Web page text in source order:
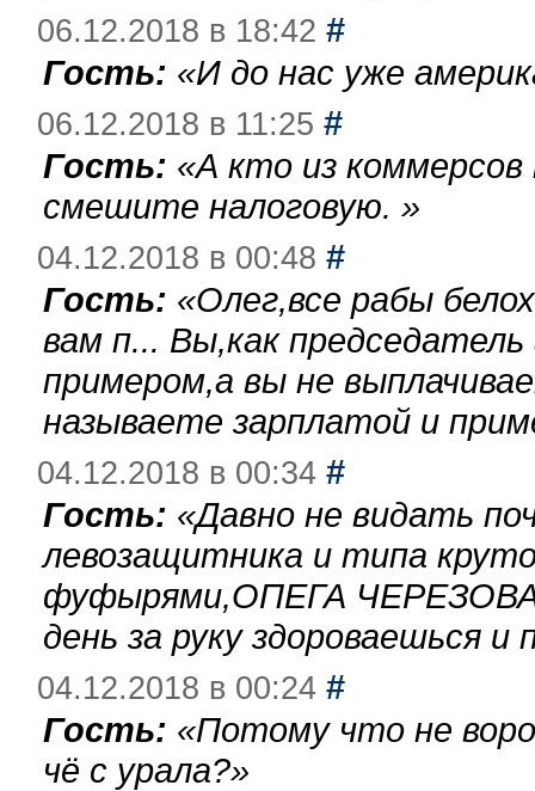
06.12.2018 в 18:42 #
Гость: «И до нас уже
06.12.2018 в 11:25 #
Гость: «А кто из
смешите налоговую. »
04.12.2018 в 00:48 #
Гость: «Олег,все рабы
вам п... Вы,как
примером,а вы не
называете зарплатой и
04.12.2018 в 00:34 #
Гость: «Давно не видать
левозащитника и типа
фуфырями,ОПЕГА
день за руку здороваешься
04.12.2018 в 00:24 #
Гость: «Потому что не
чё с урала?»